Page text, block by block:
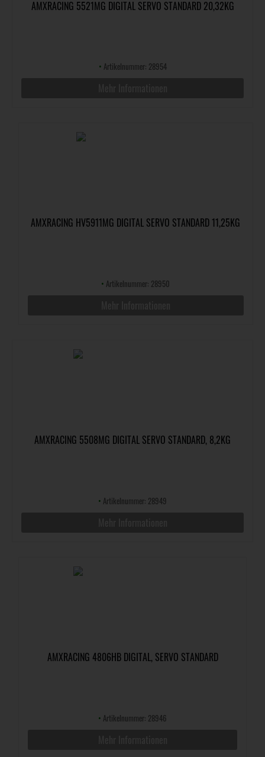
AMXRACING 5521MG DIGITAL SERVO STANDARD 20,32KG
• Artikelnummer: 28954
AMXRACING HV5911MG DIGITAL SERVO STANDARD 11,25KG
• Artikelnummer: 28950
AMXRACING 5508MG DIGITAL SERVO STANDARD, 8,2KG
• Artikelnummer: 28949
AMXRACING 4806HB DIGITAL, SERVO STANDARD
• Artikelnummer: 28946